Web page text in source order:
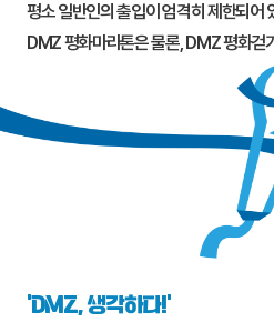
평소 일반인의 출입이 엄격히 제한되어
DMZ 평화마라톤은 물론, DMZ 평화걷
‘DMZ, 생각하다!’